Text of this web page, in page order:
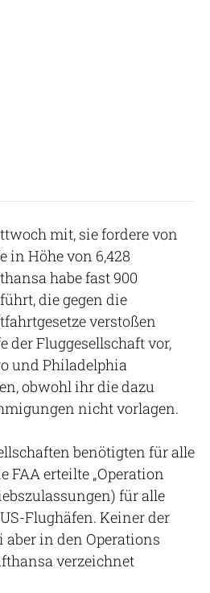
mit, sie fordere von
in Höhe von 6,428
habe fast 900
die gegen die
verstoßen
der Fluggesellschaft vor,
und Philadelphia
obwohl ihr die dazu
nicht vorlagen.
benötigten für alle
erteilte „Operation
für alle
Flughäfen. Keiner der
aber in den Operations
verzeichnet